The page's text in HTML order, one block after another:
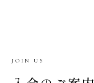
JOIN US